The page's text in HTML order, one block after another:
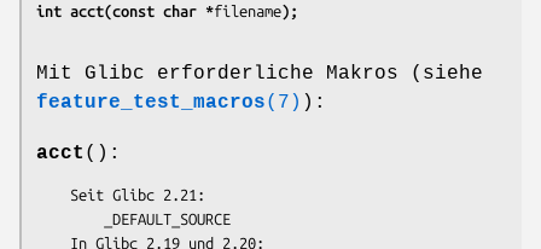
int acct(const char *filename);
Mit Glibc erforderliche Makros (siehe
feature_test_macros(7) ):
acct ():